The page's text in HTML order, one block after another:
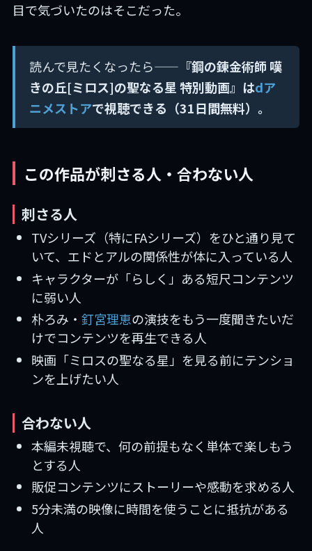
目で気づいたのはそこだった。
読んで見たくなったら—— 『鋼の錬金術師 嘆
きの丘[ミロス]の聖なる星 特別動画』はdア
ニメストアで視聴できる（31日間無料）。
この作品が刺さる人・合わない人
刺さる人
TVシリーズ（特にFAシリーズ）をひと通り見て
いて、エドとアルの関係性が体に入っている人
キャラクターが「らしく」ある短尺コンテンツ
に弱い人
朴ろみ・ 釘宮理恵の演技をもう一度聞きたいだ
けでコンテンツを再生できる人
映画「ミロスの聖なる星」を見る前にテンショ
ンを上げたい人
合わない人
本編未視聴で、何の前提もなく単体で楽しもう
とする人
販促コンテンツにストーリーや感動を求める人
5分未満の映像に時間を使うことに抵抗がある
人